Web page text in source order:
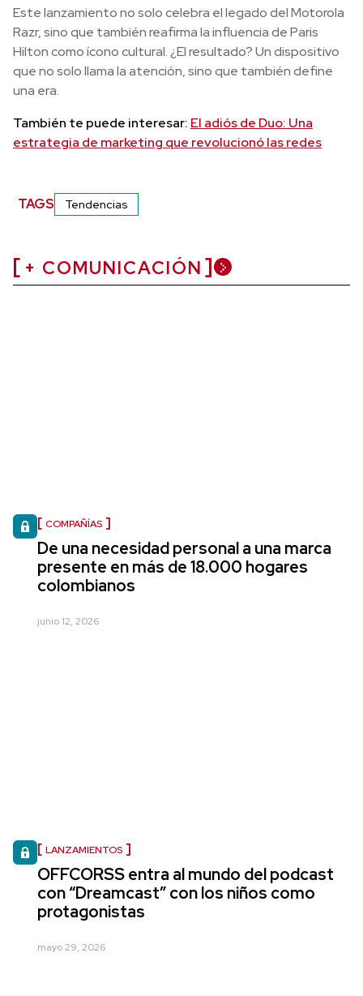
Este lanzamiento no solo celebra el legado del Motorola
Razr, sino que también reafirma la influencia de Paris
Hilton como ícono cultural. ¿El resultado? Un dispositivo
que no solo llama la atención, sino que también define
una era.
También te puede interesar: El adiós de Duo: Una
estrategia de marketing que revolucionó las redes
TAGS Tendencias
+ COMUNICACIÓN
COMPAÑÍAS
De una necesidad personal a una marca
presente en más de 18.000 hogares
colombianos
junio 12, 2026
LANZAMIENTOS
OFFCORSS entra al mundo del podcast
con “Dreamcast” con los niños como
protagonistas
mayo 29, 2026